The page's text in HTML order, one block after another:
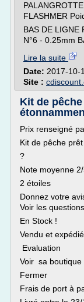
FLASHMER
BAS DE LIGNE
N°6 - 0.25mm
Lire la suite
Date: 2017-10-
Site :
Kit de
Prix renseigné
Kit de pêche
?
Note moyenne
2 étoiles
Donnez votre
Voir les
En Stock !
Vendu et
Evaluation
Voir sa
Fermer
Frais de port à